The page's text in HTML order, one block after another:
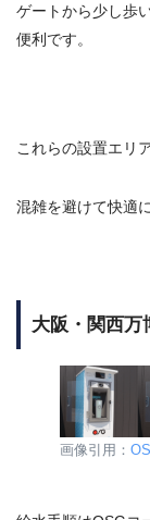
ゲートから少し歩
便利です。
これらの設置エリ
混雑を避けて快適
大阪・関西万
画像引用：